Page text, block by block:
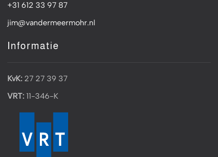
+31 612 33 97 87
jim@vandermeermohr.nl
Informatie
KvK: 27 27 39 37
VRT: 11-346-K